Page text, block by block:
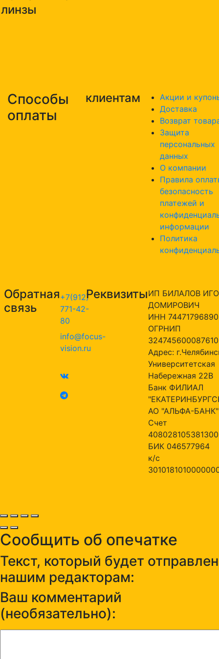
линзы
Способы
оплаты
клиентам
Акции и
Доставка
Возврат
Защита
персональных
данных
О компании
Правила
безопасность
платежей и
информации
Политика
Обратная
связь
+7(912)
771-42-
80
info@focus-
vision.ru
РеквизитыИП БИЛАЛОВ
ДОМИРОВИЧ
ИНН
ОГРНИП
324745600087610
Адрес:
Университетская
Набережная 22В
Банк ФИЛИАЛ
АО "АЛЬФА-БАНК"
Счет
БИК 046577964
к/с
Сообщить об опечатке
Текст, который будет отправлен
нашим редакторам:
Ваш комментарий
(необязательно):